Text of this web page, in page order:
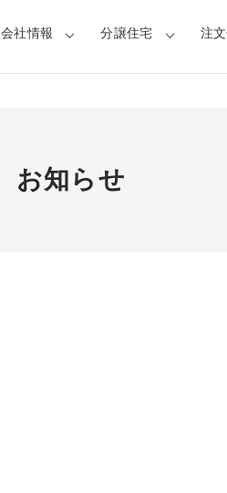
会社情報 分譲住宅 注
お知らせ